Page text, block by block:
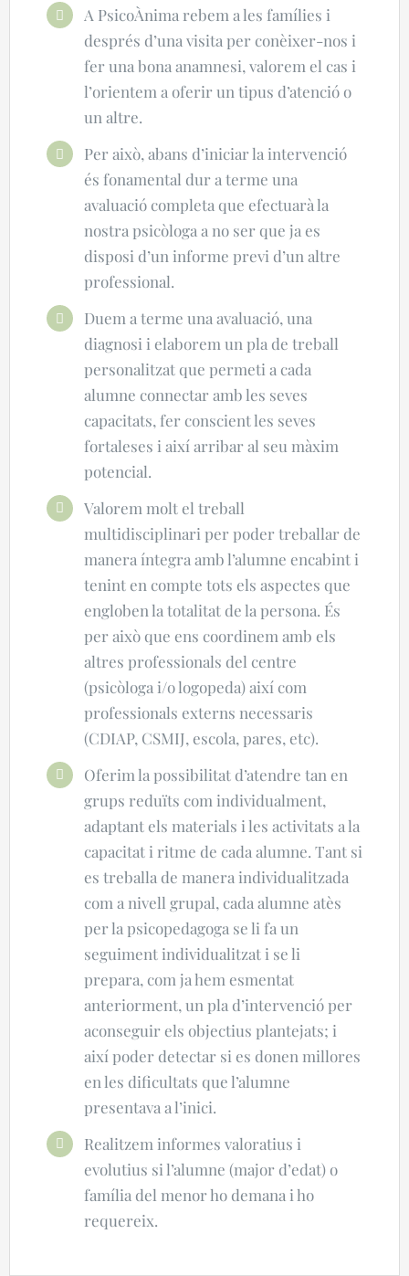
A PsicoÀnima rebem a les famílies i
després d’una visita per conèixer-nos i
fer una bona anamnesi, valorem el cas i
l’orientem a oferir un tipus d’atenció o
un altre.
Per això, abans d’iniciar la intervenció
és fonamental dur a terme una
avaluació completa que efectuarà la
nostra psicòloga a no ser que ja es
disposi d’un informe previ d’un altre
professional.
Duem a terme una avaluació, una
diagnosi i elaborem un pla de treball
personalitzat que permeti a cada
alumne connectar amb les seves
capacitats, fer conscient les seves
fortaleses i així arribar al seu màxim
potencial.
Valorem molt el treball
multidisciplinari per poder treballar de
manera íntegra amb l’alumne encabint i
tenint en compte tots els aspectes que
engloben la totalitat de la persona. És
per això que ens coordinem amb els
altres professionals del centre
(psicòloga i/o logopeda) així com
professionals externs necessaris
(CDIAP, CSMIJ, escola, pares, etc).
Oferim la possibilitat d’atendre tan en
grups reduïts com individualment,
adaptant els materials i les activitats a la
capacitat i ritme de cada alumne. Tant si
es treballa de manera individualitzada
com a nivell grupal, cada alumne atès
per la psicopedagoga se li fa un
seguiment individualitzat i se li
prepara, com ja hem esmentat
anteriorment, un pla d’intervenció per
aconseguir els objectius plantejats; i
així poder detectar si es donen millores
en les dificultats que l’alumne
presentava a l’inici.
Realitzem informes valoratius i
evolutius si l’alumne (major d’edat) o
família del menor ho demana i ho
requereix.